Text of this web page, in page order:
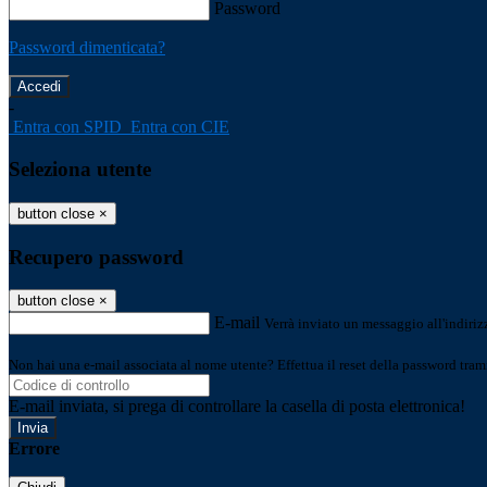
Password
Password dimenticata?
-
Entra con SPID Entra con CIE
Seleziona utente
button close ×
Recupero password
button close ×
E-mail Verrà inviato un messaggio
Non hai una e-mail associata al nome utente? Effettua il reset della password
E-mail inviata, si prega di controllare la casella di posta elettronica!
Errore